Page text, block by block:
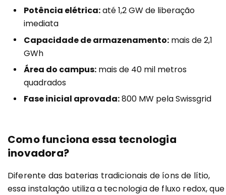
Potência elétrica:até 1,2 GW de liberação
imediata
Capacidade de armazenamento: mais de 2,1
GWh
Área do campus: mais de 40 mil metros
quadrados
Fase inicial aprovada:800 MW pela Swissgrid
Como funciona essa tecnologia
inovadora?
Diferente das baterias tradicionais de íons de lítio,
essa instalação utiliza a tecnologia de fluxo redox, que